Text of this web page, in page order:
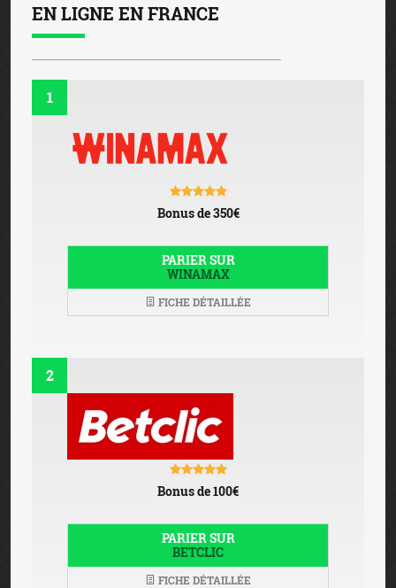
EN LIGNE EN FRANCE
1
Bonus de 350€
PARIER SUR
WINAMAX
FICHE DÉTAILLÉE
2
Bonus de 100€
PARIER SUR
BETCLIC
FICHE DÉTAILLÉE